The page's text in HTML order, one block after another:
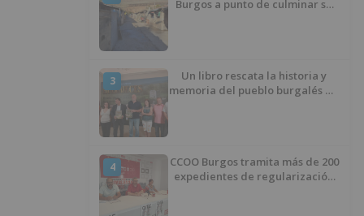
Burgos a punto de culminar su
3
Un libro rescata la historia y
memoria del pueblo burgalés de
4
CCOO Burgos tramita más de 200
expedientes de regularización